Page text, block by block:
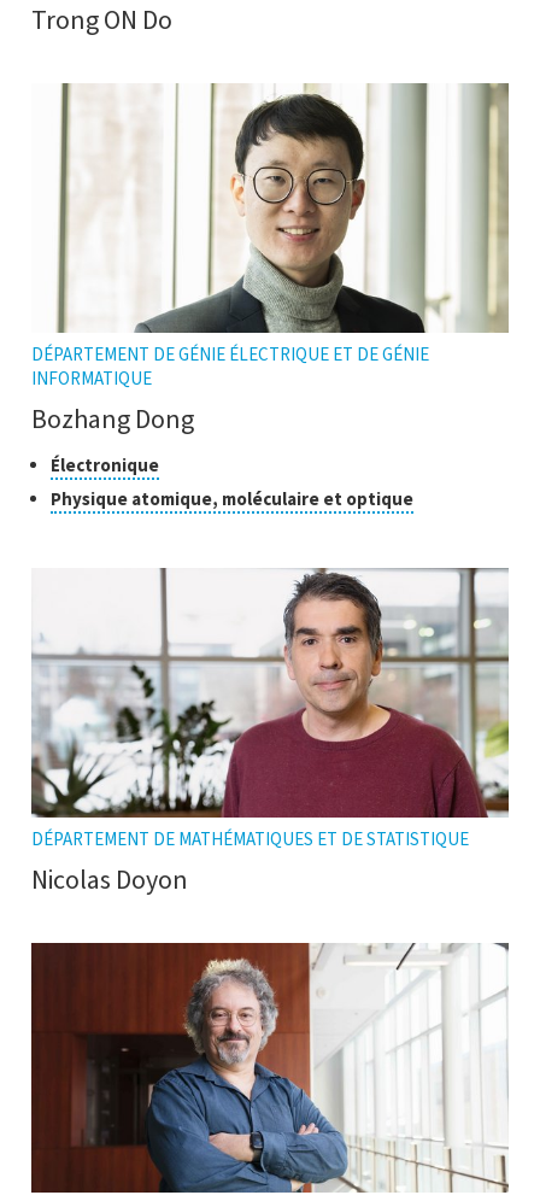
Trong ON Do
DÉPARTEMENT DE GÉNIE ÉLECTRIQUE ET DE GÉNIE
INFORMATIQUE
Bozhang Dong
Classes
de
recherche
ÉlectroniqueCliquer
pour
ouvrir
Physique atomique, moléculaire et optiqueCliquer
l'infobulle
DÉPARTEMENT DE MATHÉMATIQUES ET DE STATISTIQUE
Nicolas Doyon